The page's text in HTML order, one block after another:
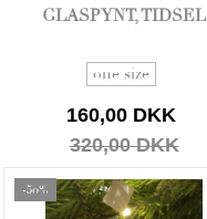
GLASPYNT, TIDSEL
one size
160,00 DKK
320,00 DKK
-50%